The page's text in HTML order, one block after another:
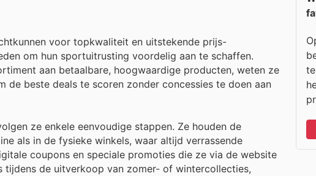
voor topkwaliteit en uitstekende prijs-
om hun sportuitrusting voordelig aan te schaffen.
aan betaalbare, hoogwaardige producten, weten ze
de beste deals te scoren zonder concessies te doen aan
ze enkele eenvoudige stappen. Ze houden de
als in de fysieke winkels, waar altijd verrassende
coupons en speciale promoties die ze via de website
tijdens de uitverkoop van zomer- of wintercollecties,